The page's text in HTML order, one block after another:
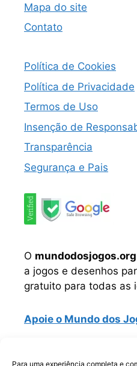
Para uma experiência completa e
Mapa do site
Contato
Política de Cookies
Política de Privacidade
Termos de Uso
Insenção de
Transparência
Segurança e Pais
O mundodosjogos.org
a jogos e desenhos
gratuito para todas as
Apoie o Mundo dos
Telegram WhatsApp